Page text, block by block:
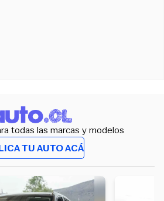
todas las marcas y modelos
TU AUTO ACÁ